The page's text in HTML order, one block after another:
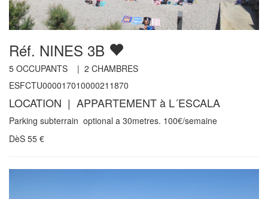
Réf. NINES 3B
5 OCCUPANTS | 2 CHAMBRES
ESFCTU000017010000211870
LOCATION | APPARTEMENT à L´ESCALA
Parking subterrain optional a 30metres. 100€/semaine
DèS 55 €